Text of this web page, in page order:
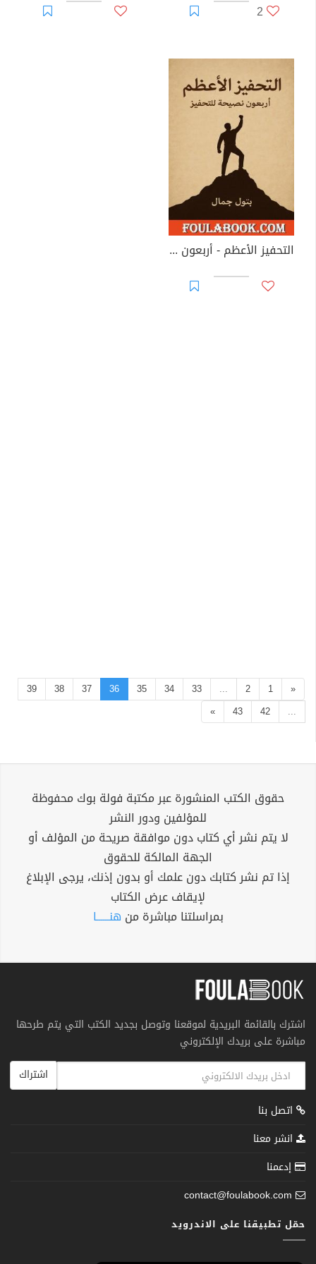
2
التحفيز الأعظم - أربعون نصيحة للتحفيز
«
1
2
...
33
34
35
36
37
38
39
...
42
43
»
حقوق الكتب المنشورة عبر مكتبة فولة بوك محفوظة
للمؤلفين ودور النشر
لا يتم نشر أي كتاب دون موافقة صريحة من المؤلف أو
الجهة المالكة للحقوق
إذا تم نشر كتابك دون علمك أو بدون إذنك، يرجى الإبلاغ
لإيقاف عرض الكتاب
بمراسلتنا مباشرة من هنــــــا
اشترك بالقائمة البريدية لموقعنا وتوصل بجديد الكتب التي يتم طرحها
مباشرة على بريدك الإلكتروني
اشتراك
اتصل بنا
انشر معنا
إدعمنا
contact@foulabook.com
حمّل تطبيقنا على الاندرويد